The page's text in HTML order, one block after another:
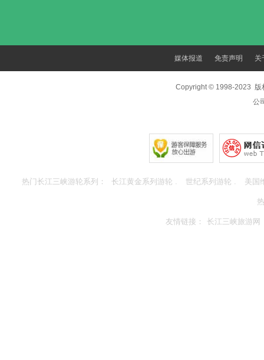
媒体报道 免责声明 关
Copyright © 1998-2023
公
热门长江三峡游轮系列： 长江黄金系列游轮 . 世纪系列游轮 . 美国
友情链接： 长江三峡旅游网